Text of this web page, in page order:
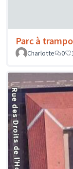
Parc à
Charlotte
0